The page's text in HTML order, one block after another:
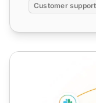
Customer support
Поддержка на